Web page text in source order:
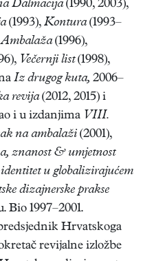
Dalmacija(1990, 2003),
(1993), Kontura(1993–
Ambalaža(1996),
Večernji list(1998),
Iz drugog kuta, 2006–
revija(2012, 2015) i
i u izdanjima VIII.
na ambalaži (2001),
znanost & umjetnost
u globalizirajućem
dizajnerske prakse
Bio 1997–2001.
Hrvatskoga
revijalne izložbe